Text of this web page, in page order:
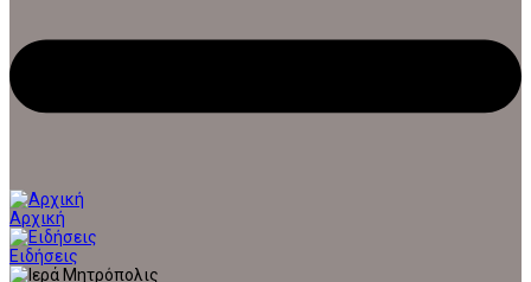
Αρχική
Ειδήσεις